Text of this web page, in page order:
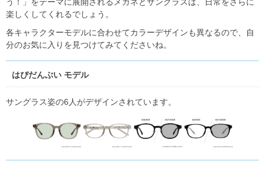
楽しくしてくれるでしょう。
各キャラクターモデルに合わせてカラーデザインも異なるので、自
分のお気に入りを見つけてみてくださいね。
はぴだんぶい モデル
サングラス姿の6人がデザインされています。